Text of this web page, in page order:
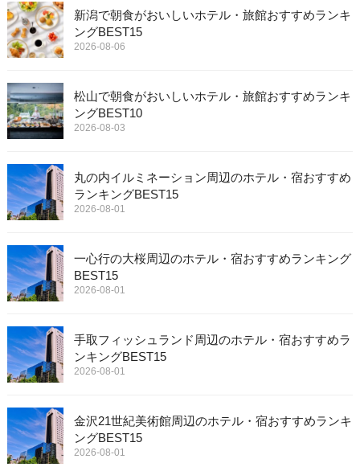
新潟で朝食がおいしいホテル・旅館おすすめランキ
ングBEST15
2026-08-06
松山で朝食がおいしいホテル・旅館おすすめランキ
ングBEST10
2026-08-03
丸の内イルミネーション周辺のホテル・宿おすすめ
ランキングBEST15
2026-08-01
一心行の大桜周辺のホテル・宿おすすめランキング
BEST15
2026-08-01
手取フィッシュランド周辺のホテル・宿おすすめラ
ンキングBEST15
2026-08-01
金沢21世紀美術館周辺のホテル・宿おすすめランキ
ングBEST15
2026-08-01